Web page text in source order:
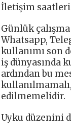
İletişim
Günlük
Whatsapp,
kullanımı son
iş dünyasında
ardından bu
edilmemelidir.
Uyku düzenini